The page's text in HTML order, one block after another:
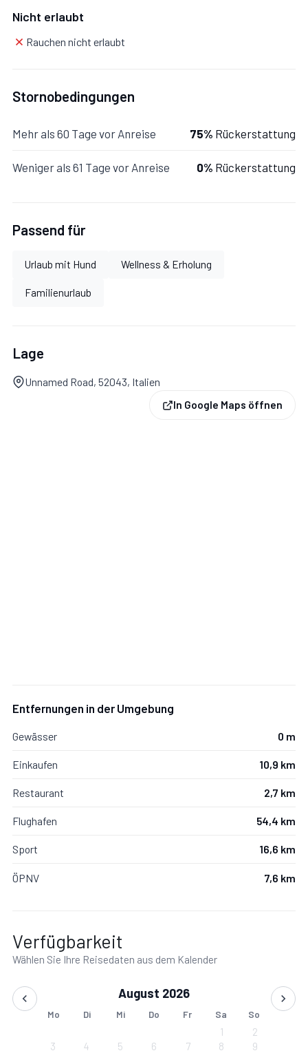
Nicht erlaubt
Rauchen nicht erlaubt
Stornobedingungen
Mehr als 60 Tage vor Anreise 75% Rückerstattung
Weniger als 61 Tage vor Anreise 0% Rückerstattung
Passend für
Urlaub mit Hund Wellness & Erholung
Familienurlaub
Lage
Unnamed Road, 52043, Italien
In Google Maps öffnen
Entfernungen in der Umgebung
Gewässer 0 m
Einkaufen 10,9 km
Restaurant 2,7 km
Flughafen 54,4 km
Sport 16,6 km
ÖPNV 7,6 km
Verfügbarkeit
Wählen Sie Ihre Reisedaten aus dem Kalender
August 2026
Mo Di Mi Do Fr Sa So
1
2
3
4 5 6 7 8
9